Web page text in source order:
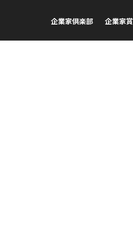
企業家倶楽部 企業家賞